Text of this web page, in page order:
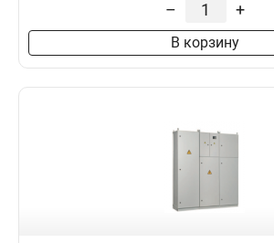
– +
В корзину